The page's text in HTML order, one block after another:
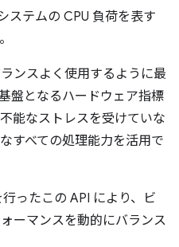
ステムの CPU 負荷を表す
ンスよく使用するように最
盤となるハードウェア指標
能なストレスを受けていな
すべての処理能力を活用で
ったこの API により、ビ
ーマンスを動的にバランス